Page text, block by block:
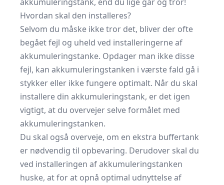
Hvordan skal den installeres?
Selvom du måske ikke tror det, bliver der ofte
begået fejl og uheld ved installeringerne af
akkumuleringstanke. Opdager man ikke disse
fejl, kan akkumuleringstanken i værste fald gå i
stykker eller ikke fungere optimalt. Når du skal
installere din akkumuleringstank, er det igen
vigtigt, at du overvejer selve formålet med
akkumuleringstanken.
Du skal også overveje, om en ekstra buffertank
er nødvendig til opbevaring. Derudover skal du
ved installeringen af akkumuleringstanken
huske, at for at opnå optimal udnyttelse af